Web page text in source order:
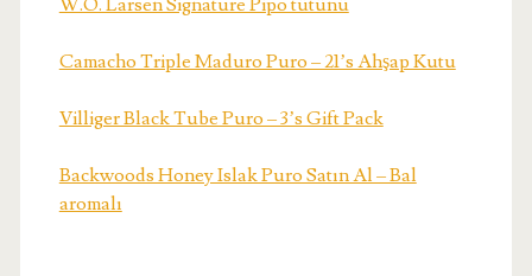
W.O. Larsen Signature Pipo tütünü
Camacho Triple Maduro Puro – 21’s Ahşap Kutu
Villiger Black Tube Puro – 3’s Gift Pack
Backwoods Honey Islak Puro Satın Al – Bal
aromalı